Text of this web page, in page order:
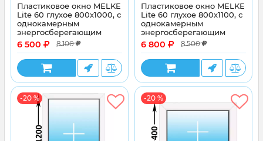
Пластиковое окно MELKE
Lite 60 глухое 800x1000, с
однокамерным
энергосберегающим
стеклопакетом
6 500 8 100
Пластиковое окно MELKE
Lite 60 глухое 800x1100, с
однокамерным
энергосберегающим
стеклопакетом
6 800 8 500
-20 % -20 %